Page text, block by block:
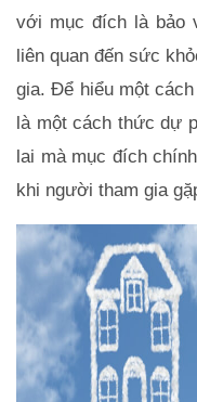
với mục đích là bảo
liên quan đến sức
gia. Để hiểu một
là một cách thức dự
lai mà mục đích
khi người tham gia